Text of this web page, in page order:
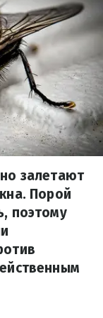
залетают
Порой
поэтому